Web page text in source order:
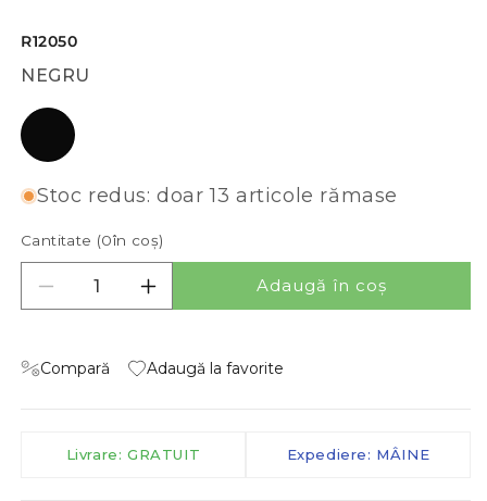
R12050
NEGRU
negru
Stoc redus: doar 13 articole rămase
Cantitate (0în coș)
Reduceți cantitatea pentru ELECTRA I G53
Creșteți cantitatea pentru ELECTRA I
Adaugă în coș
Compară Adaugă la favorite
Livrare: GRATUIT Expediere: MÂINE